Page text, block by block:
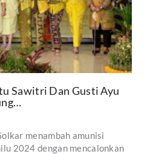
Sawitri Dan Gusti Ayu
menambah amunisi
2024 dengan mencalonkan